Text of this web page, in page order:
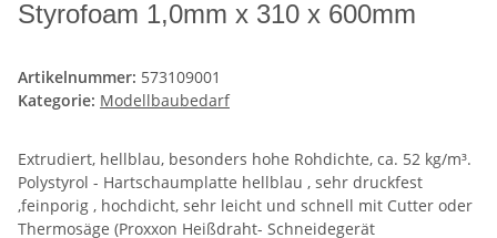
Styrofoam 1,0mm x 310 x 600mm
Artikelnummer: 573109001
Kategorie: Modellbaubedarf
Extrudiert, hellblau, besonders hohe Rohdichte, ca. 52 kg/m³.
Polystyrol - Hartschaumplatte hellblau , sehr druckfest
,feinporig , hochdicht, sehr leicht und schnell mit Cutter oder
Thermosäge (Proxxon Heißdraht- Schneidegerät